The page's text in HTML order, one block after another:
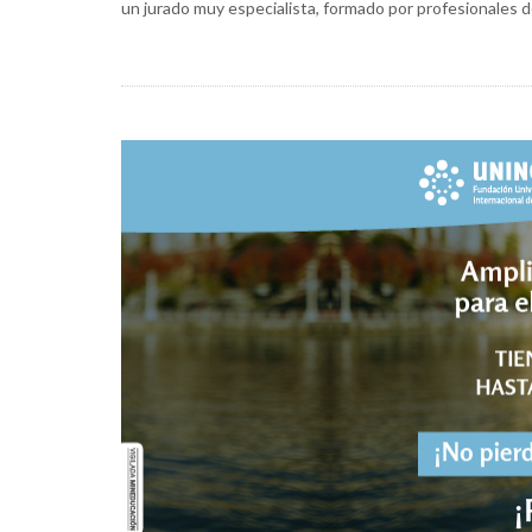
un jurado muy especialista, formado por profesionales